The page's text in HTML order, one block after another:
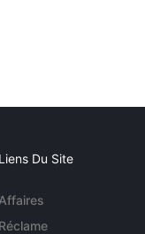
Liens Du Site
Affaires
Réclame